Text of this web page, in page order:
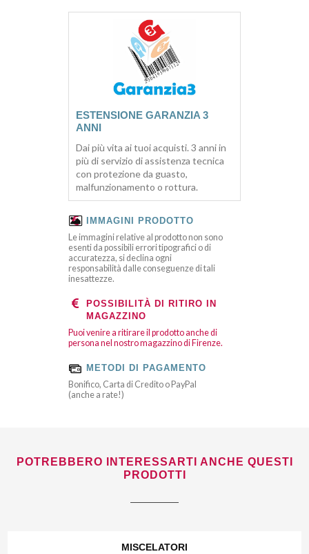
ESTENSIONE GARANZIA 3
ANNI
Dai più vita ai tuoi acquisti. 3 anni in
più di servizio di assistenza tecnica
con protezione da guasto,
malfunzionamento o rottura.
IMMAGINI PRODOTTO
Le immagini relative al prodotto non sono
esenti da possibili errori tipografici o di
accuratezza, si declina ogni
responsabilità dalle conseguenze di tali
inesattezze.
POSSIBILITÀ DI RITIRO IN
MAGAZZINO
Puoi venire a ritirare il prodotto anche di
persona nel nostro magazzino di Firenze.
METODI DI PAGAMENTO
Bonifico, Carta di Credito o PayPal
(anche a rate!)
POTREBBERO INTERESSARTI ANCHE QUESTI
PRODOTTI
MISCELATORI